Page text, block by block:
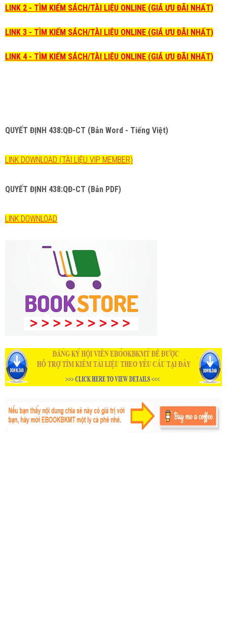
LINK 2 - TÌM KIẾM SÁCH/TÀI LIỆU ONLINE (GIÁ ƯU ĐÃI NHẤT)
LINK 3 - TÌM KIẾM SÁCH/TÀI LIỆU ONLINE (GIÁ ƯU ĐÃI NHẤT)
LINK 4 - TÌM KIẾM SÁCH/TÀI LIỆU ONLINE (GIÁ ƯU ĐÃI NHẤT)
QUYẾT ĐỊNH 438:QĐ-CT (Bản Word - Tiếng Việt)
LINK DOWNLOAD (TÀI LIỆU VIP MEMBER)
QUYẾT ĐỊNH 438:QĐ-CT (Bản PDF)
LINK DOWNLOAD